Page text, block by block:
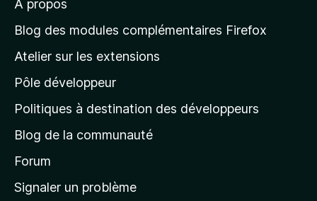
à
l
p
a
g
d
a
À propos
Blog des modules complémentaires Firefox
Atelier sur les extensions
Pôle développeur
Politiques à destination des développeurs
Blog de la communauté
Forum
Signaler un problème